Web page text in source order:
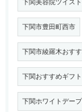
下関美容院ツイス
下関市豊田町西市
下関市綾羅木おす
下関おすすめギフト
下関ホワイトデー